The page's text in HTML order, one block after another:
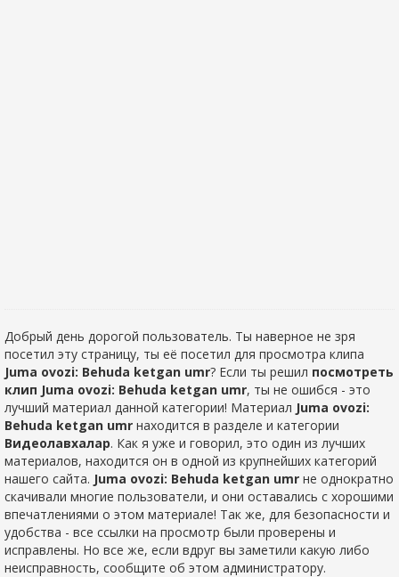
Добрый день дорогой пользователь. Ты наверное не зря
посетил эту страницу, ты её посетил для просмотра клипа
Juma ovozi: Behuda ketgan umr? Если ты решил посмотреть
клип Juma ovozi: Behuda ketgan umr, ты не ошибся - это
лучший материал данной категории! Материал Juma ovozi:
Behuda ketgan umr находится в разделе и категории
Видеолавхалар. Как я уже и говорил, это один из лучших
материалов, находится он в одной из крупнейших категорий
нашего сайта. Juma ovozi: Behuda ketgan umr не однократно
скачивали многие пользователи, и они оставались с хорошими
впечатлениями о этом материале! Так же, для безопасности и
удобства - все ссылки на просмотр были проверены и
исправлены. Но все же, если вдруг вы заметили какую либо
неисправность, сообщите об этом администратору.